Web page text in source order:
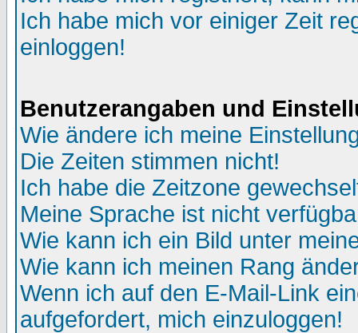
Ich habe mich vor einiger Zeit
einloggen!
Benutzerangaben und
Wie ändere ich meine
Die Zeiten stimmen nicht!
Ich habe die Zeitzone
Meine Sprache ist nicht
Wie kann ich ein Bild unter
Wie kann ich meinen Rang
Wenn ich auf den E-Mail-Link
aufgefordert, mich einzuloggen!